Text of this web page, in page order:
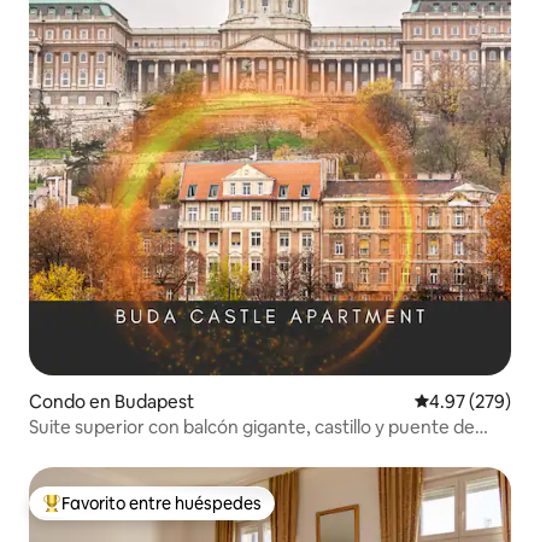
Condo en Budapest Calificación
4.97 (279)
Suite superior con balcón gigante, castillo y puente de
Favorito entre huéspedes preferido
Favorito entre huéspedes